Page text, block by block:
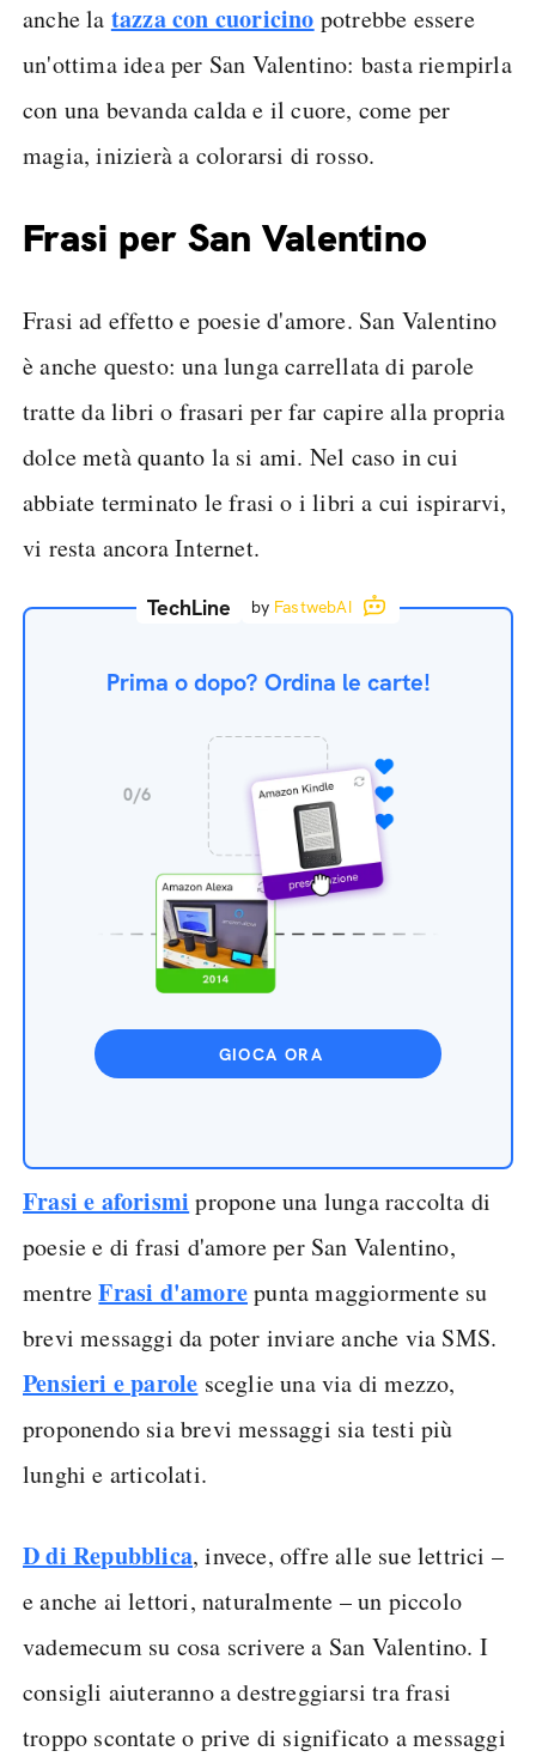
anche la tazza con cuoricino potrebbe essere
un'ottima idea per San Valentino: basta riempirla
con una bevanda calda e il cuore, come per
magia, inizierà a colorarsi di rosso.
Frasi per San Valentino
Frasi ad effetto e poesie d'amore. San Valentino
è anche questo: una lunga carrellata di parole
tratte da libri o frasari per far capire alla propria
dolce metà quanto la si ami. Nel caso in cui
abbiate terminato le frasi o i libri a cui ispirarvi,
vi resta ancora Internet.
TechLine by FastwebAI
Prima o dopo? Ordina le carte!
GIOCA ORA
Frasi e aforismi propone una lunga raccolta di
poesie e di frasi d'amore per San Valentino,
mentreFrasi d'amorepunta maggiormente su
brevi messaggi da poter inviare anche via SMS.
Pensieri e parole sceglie una via di mezzo,
proponendo sia brevi messaggi sia testi più
lunghi e articolati.
D di Repubblica, invece, offre alle sue lettrici –
e anche ai lettori, naturalmente – un piccolo
vademecum su cosa scrivere a San Valentino. I
consigli aiuteranno a destreggiarsi tra frasi
troppo scontate o prive di significato a messaggi